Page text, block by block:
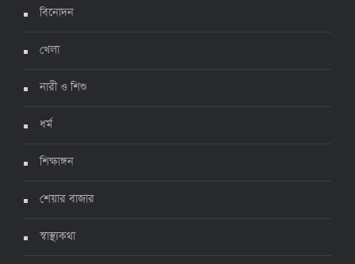
বিনোদন
খেলা
নারী ও শিশু
ধর্ম
শিক্ষাঙ্গন
শেয়ার বাজার
স্বাস্থ্যকথা